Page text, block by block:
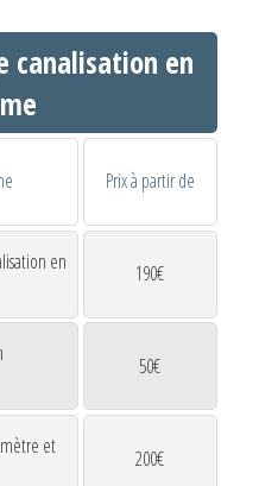
canalisation en
Prix à partir de
en
190€
50€
et
200€